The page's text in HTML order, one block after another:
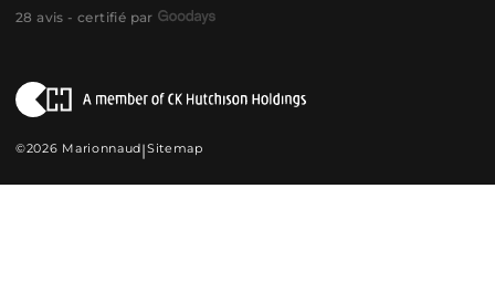
28 avis - certifié par
©2026 Marionnaud|Sitemap